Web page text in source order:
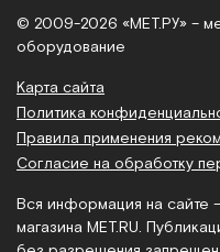
© 2009-2026 «МЕТ.РУ» –
оборудование
Карта сайта
Политика
Правила применения
Согласие на обработку
Вся информация на сайте
магазина MET.RU.